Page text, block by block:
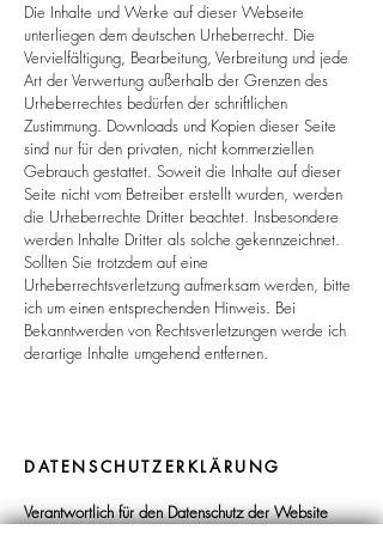
Die Inhalte und Werke auf dieser Webseite
unterliegen dem deutschen Urheberrecht. Die
Vervielfältigung, Bearbeitung, Verbreitung und jede
Art der Verwertung außerhalb der Grenzen des
Urheberrechtes bedürfen der schriftlichen
Zustimmung. Downloads und Kopien dieser Seite
sind nur für den privaten, nicht kommerziellen
Gebrauch gestattet. Soweit die Inhalte auf dieser
Seite nicht vom Betreiber erstellt wurden, werden
die Urheberrechte Dritter beachtet. Insbesondere
werden Inhalte Dritter als solche gekennzeichnet.
Sollten Sie trotzdem auf eine
Urheberrechtsverletzung aufmerksam werden, bitte
ich um einen entsprechenden Hinweis. Bei
Bekanntwerden von Rechtsverletzungen werde ich
derartige Inhalte umgehend entfernen.
DATENSCHUTZERKLÄRUNG
Verantwortlich für den Datenschutz der Website